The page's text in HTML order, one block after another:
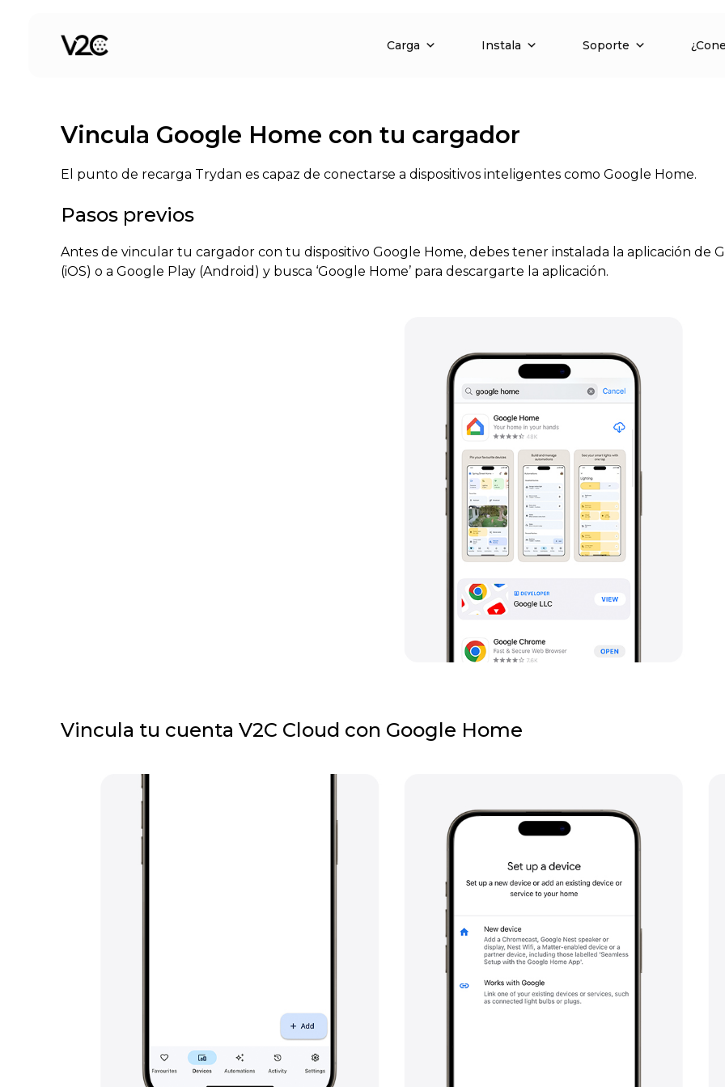
contenido
Carga Instala Soporte
Vincula Google Home con tu cargador
El punto de recarga Trydan es capaz de conectarse a dispositivos inteligentes como Google Home.
Pasos previos
Antes de vincular tu cargador con tu dispositivo Google Home, debes tener instalada la aplicación de
(iOS) o a Google Play (Android) y busca ‘Google Home’ para descargarte la aplicación.
Vincula tu cuenta V2C Cloud con Google Home